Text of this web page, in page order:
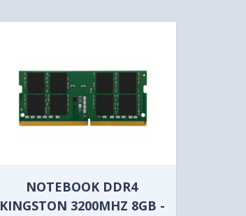
NOTEBOOK DDR4
KINGSTON 3200MHZ 8GB -